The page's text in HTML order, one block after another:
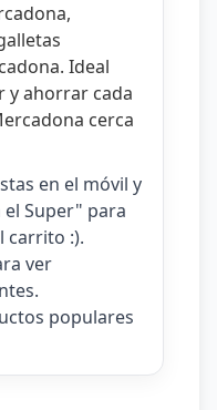
,
. Ideal
y ahorrar cada
cerca
en el móvil y
el Super" para
carrito :).
ver
populares